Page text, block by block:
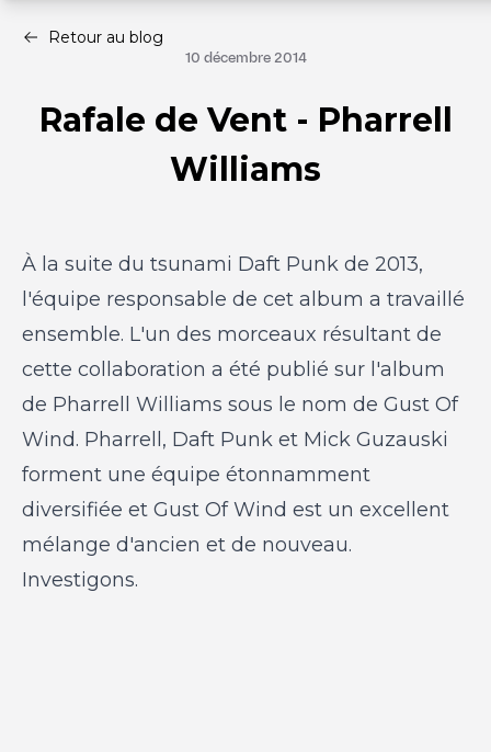
Retour au blog
10 décembre 2014
Rafale de Vent - Pharrell
Williams
À la suite du tsunami Daft Punk de 2013,
l'équipe responsable de cet album a travaillé
ensemble. L'un des morceaux résultant de
cette collaboration a été publié sur l'album
de Pharrell Williams sous le nom de Gust Of
Wind. Pharrell, Daft Punk et Mick Guzauski
forment une équipe étonnamment
diversifiée et Gust Of Wind est un excellent
mélange d'ancien et de nouveau.
Investigons.